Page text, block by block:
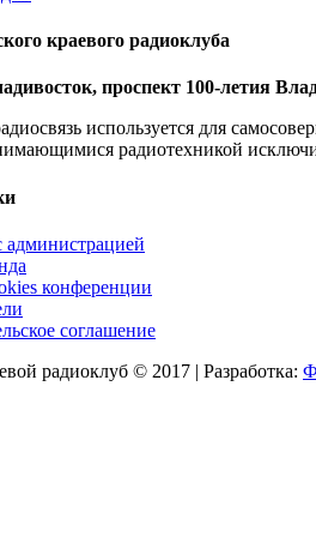
краевого радиоклуба
проспект 100-летия
используется для
радиотехникой
администрацией
конференции
соглашение
радиоклуб © 2017 | Разработка: